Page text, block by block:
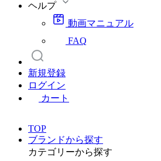
ヘルプ
動画マニュアル
FAQ
新規登録
ログイン
カート
TOP
ブランドから探す
カテゴリーから探す